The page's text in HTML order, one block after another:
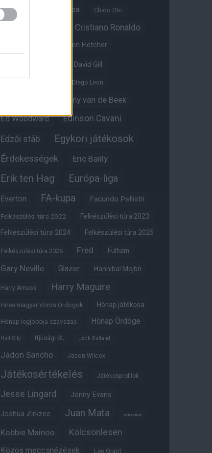
Casemiro Chelsea Chido Obi
Cristiano Ronaldo
Darren Fletcher
David Gill
Diego Leon
Donny van de Beek
Ed Woodward
Edinson Cavani
Edzői stáb Egykori játékosok
Érdekességek Eric Bailly
Erik ten Hag Európa-liga
Everton FA-kupa Facundo Pellistri
Felkészülési túra 2022 Felkészülési túra 2023
Felkészülési túra 2024 Felkészülési túra 2025
Felkészülési túra 2026 Fred Fulham
Gary Neville Glazer Hannibal Mejbri
Harry Amass Harry Maguire
Híres magyar Vörös Ördögök Hónap játékosa
Hónap legjobbja szavazás Hónap Ördöge
Hull City Ifjúsági BL Jack Butland
Jadon Sancho Jason Wilcox
Játékosértékelés Játékosprofilok
Jesse Lingard Jonny Evans
Joshua Zirkzee Juan Mata Karl Darlow
Kobbie Mainoo Kölcsönlesen
Közös meccsnézések Lee Grant